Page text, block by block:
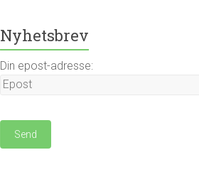
Nyhetsbrev
Din epost-adresse: